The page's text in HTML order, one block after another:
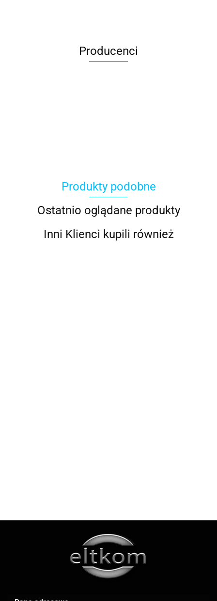
Producenci
ACOOL TOY
AR.CA.
Produkty podobne
Ostatnio oglądane produkty
Inni Klienci kupili również